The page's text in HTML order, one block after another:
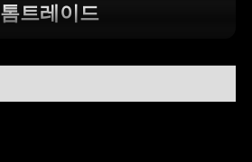
톰트레이드